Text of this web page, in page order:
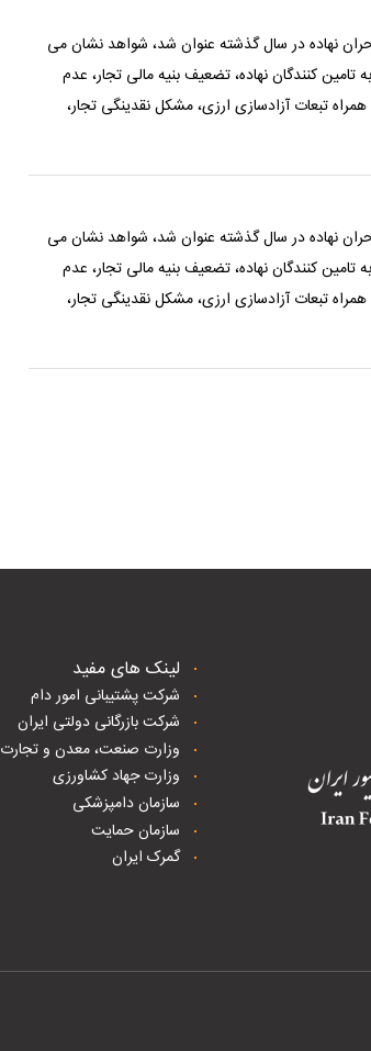
نهاده در سال گذشته عنوان شد، شواهد نشان می
همین سناریو است؛ تاخیر طولانی و بدهی 2 میلیارد یورویی دولت به تامین کنندگان نهاده، تضعیف بنیه مالی تجار، عدم
تبعات آزادسازی ارزی، مشکل نقدینگی تجار،
نهاده در سال گذشته عنوان شد، شواهد نشان می
همین سناریو است؛ تاخیر طولانی و بدهی 2 میلیارد یورویی دولت به تامین کنندگان نهاده، تضعیف بنیه مالی تجار، عدم
تبعات آزادسازی ارزی، مشکل نقدینگی تجار،
لینک های مفید
شرکت پشتیبانی امور دام
شرکت بازرگانی دولتی ایران
وزارت صنعت، معدن و تجارت
وزارت جهاد کشاورزی
سازمان دامپزشکی
سازمان حمایت
گمرک ایران